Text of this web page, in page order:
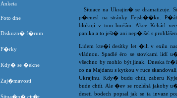
Situace na Ukrajin� se dramatizuje.
p�enesl na stránky Fejsb��ku.
blokují v tom horším. Akce Kchárl
panika a to ješt� ani nep�išel s
Lidem kte�í desítky let �ili v exilu
vládnou. Spadlé éro se stovkami lidí
všechno by mohlo být jinak. Dneska
co na Majdanu s kytkou v ruce
Ukrajinu. Kdy� budu chtít, zaberu
bude chtít. Ale �ev se rozléhá jakoby
deseti bodech popsal jak se ta invaze
Anketa
Foto dne
Diskuzn� f�rum
F�rky
Kdy� se �ekne
Zaj�mavosti
Situa�n� cit�t